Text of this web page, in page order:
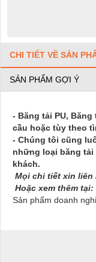
CHI TIẾT VỀ SẢN
SẢN PHẨM GỢI Ý
- Băng tải PU,
cầu hoặc tùy theo
- Chúng tôi cũng
những loại băng tải
khách.
Mọi chi tiết xin liên
Hoặc xem thêm
Sản phẩm doanh